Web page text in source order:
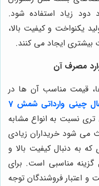
دود زیاد استفاده شود.
یکنواخت و کیفیت بالا،
ایجاد می کنند.
مصرف آن
قیمت مناسب آن ها در
زغال چینی وارداتی شمش 7
تری نسبت به انواع مشابه
می شود خریداران زیادی
که به دنبال کیفیت بالا و
مناسبی است. برای
و اعتبار فروشندگان توجه